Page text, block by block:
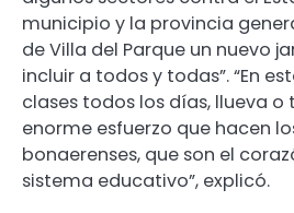
municipio y la provincia
de Villa del Parque un nuevo
incluir a todos y todas”. “En
clases todos los días, llueva o
enorme esfuerzo que hacen
bonaerenses, que son el
sistema educativo”, explicó.